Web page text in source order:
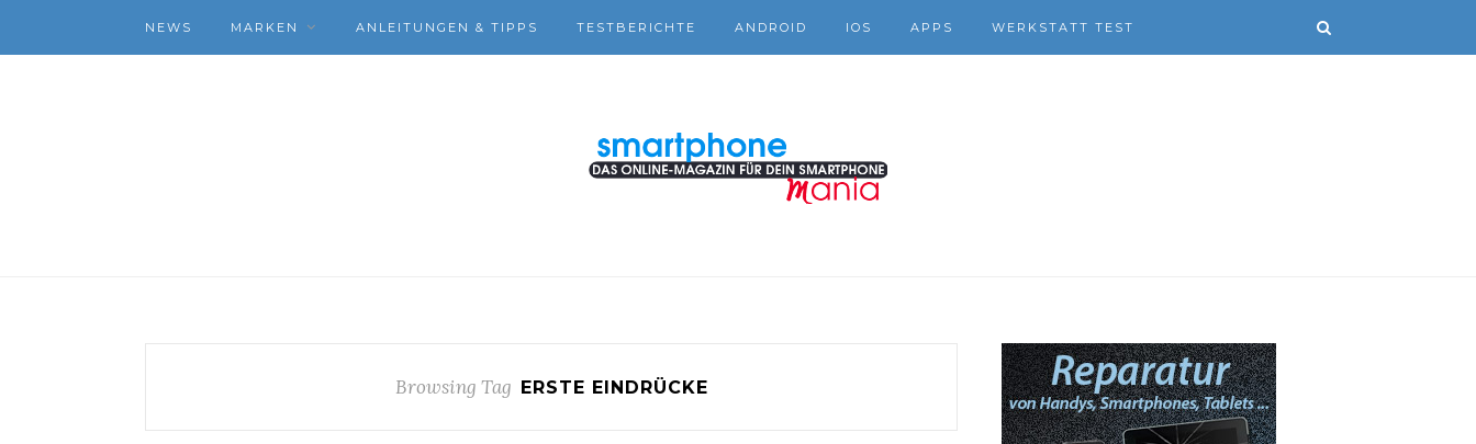
NEWS MARKEN ANLEITUNGEN & TIPPS TESTBERICHTE ANDROID IOS APPS WERKSTATT TEST
Browsing Tag ERSTE EINDRÜCKE